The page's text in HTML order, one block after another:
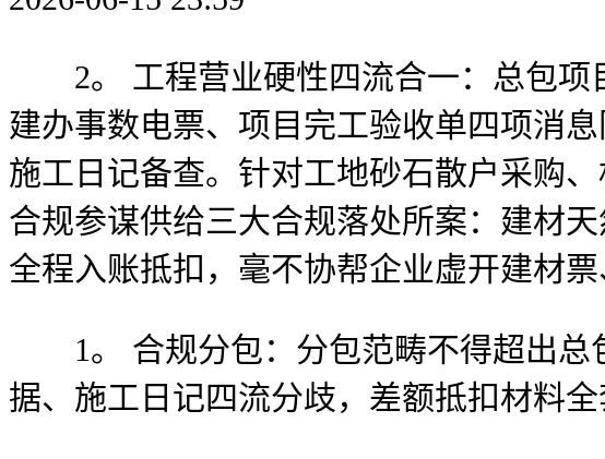
2。 工程营业硬性四流合一：总包项
建办事数电票、项目完工验收单四项消
施工日记备查。针对工地砂石散户采购
合规参谋供给三大合规落处所案：建材
全程入账抵扣，毫不协帮企业虚开建材票
1。 合规分包：分包范畴不得超出总
据、施工日记四流分歧，差额抵扣材料全